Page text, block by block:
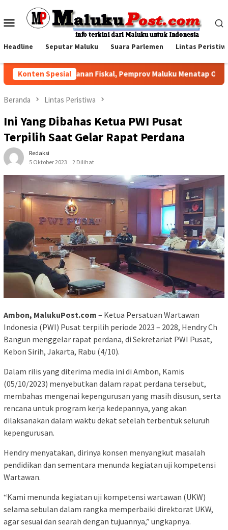
konten
Menu
Headline Seputar Maluku Suara Parlemen Lintas
Konten Spesial
Di Tengah Tekanan Fiskal, Pemprov Maluku Menatap
Beranda Lintas Peristiwa
Ini Yang Dibahas Ketua PWI Pusat
Terpilih Saat Gelar Rapat Perdana
Redaksi
5 Oktober 2023
2 Dilihat
Ambon, MalukuPost.com – Ketua Persatuan Wartawan
Indonesia (PWI) Pusat terpilih periode 2023 – 2028, Hendry Ch
Bangun menggelar rapat perdana, di Sekretariat PWI Pusat,
Kebon Sirih, Jakarta, Rabu (4/10).
Dalam rilis yang diterima media ini di Ambon, Kamis
(05/10/2023) menyebutkan dalam rapat perdana tersebut,
membahas mengenai kepengurusan yang masih disusun, serta
rencana untuk program kerja kedepannya, yang akan
dilaksanakan dalam waktu dekat setelah terbentuk seluruh
kepengurusan.
Hendry menyatakan, dirinya konsen menyangkut masalah
pendidikan dan sementara menunda kegiatan uji kompetensi
Wartawan.
“Kami menunda kegiatan uji kompetensi wartawan (UKW)
selama sebulan dalam rangka memperbaiki direktorat UKW,
agar sesuai dan searah dengan tujuannya,” ungkapnya.